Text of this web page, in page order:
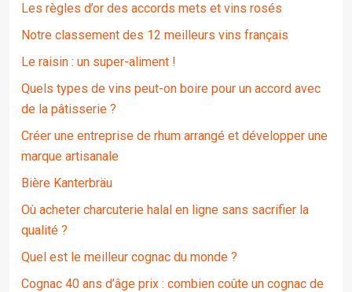
Les règles d’or des accords mets et vins rosés
Notre classement des 12 meilleurs vins français
Le raisin : un super-aliment !
Quels types de vins peut-on boire pour un accord avec
de la pâtisserie ?
Créer une entreprise de rhum arrangé et développer une
marque artisanale
Bière Kanterbräu
Où acheter charcuterie halal en ligne sans sacrifier la
qualité ?
Quel est le meilleur cognac du monde ?
Cognac 40 ans d’âge prix : combien coûte un cognac de